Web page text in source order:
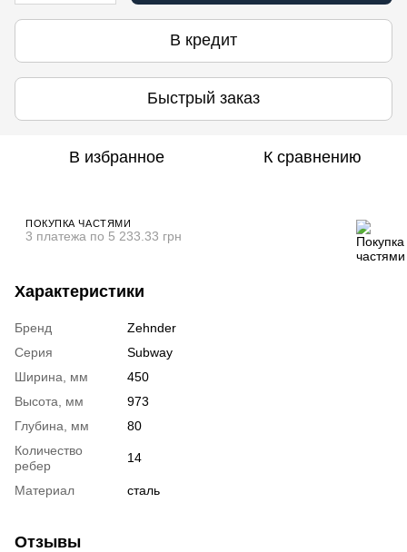
В кредит
Быстрый заказ
В избранное К сравнению
ПОКУПКА ЧАСТЯМИ
3 платежа по 5 233.33 грн
Характеристики
Бренд
Zehnder
Серия
Subway
Ширина, мм
450
Высота, мм
973
Глубина, мм
80
Количество
ребер
14
Материал сталь
Отзывы